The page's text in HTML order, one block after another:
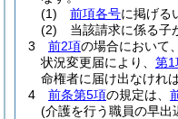
(1)
前項各号に掲げる
(2)
当該請求に係る子
3
前2項の場合において
状況変更届により、 第1
命権者に届け出なけれ
4
前条第5項の規定は、
(介護を行う職員の早出